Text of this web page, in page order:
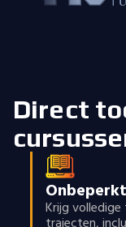
Direct
Krijg